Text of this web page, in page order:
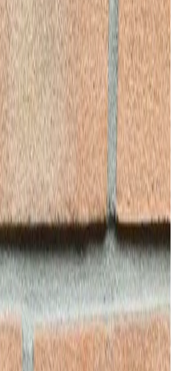
zakelijke klanten
vuil